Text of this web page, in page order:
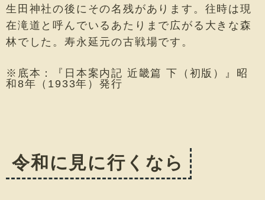
生田神社の後にその名残があります。往時は現
在滝道と呼んでいるあたりまで広がる大きな森
林でした。寿永延元の古戦場です。
※底本：『日本案内記 近畿篇 下（初版）』昭
和8年（1933年）発行
令和に見に行くなら